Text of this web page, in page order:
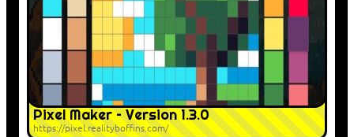
Pixel Maker – Version 1.3.0
https://pixel.realityboffins.com/